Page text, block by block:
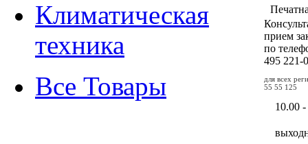
Климатическая
техника
Все Товары
прием
по
495 221-
для всех
55 55 125
10.00